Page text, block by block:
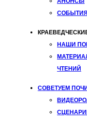
СОБЫТИЯ
НАШИ
ЧТЕНИЙ
СОВЕТУЕМ